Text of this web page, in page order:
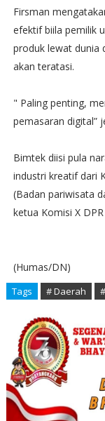
Firsman
efektif biila pemilik
produk lewat dunia
akan teratasi.
" Paling penting,
pemasaran digital”
Bimtek diisi pula
industri kreatif dari
(Badan pariwisata
ketua Komisi X
(Humas/DN)
Tags # Daerah